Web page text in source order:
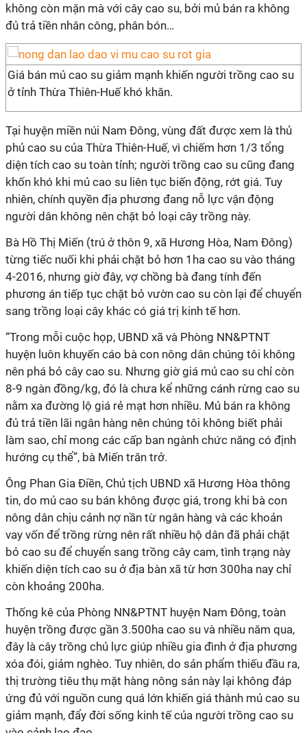
không còn mặn mà với cây cao su, bởi mủ bán ra không
đủ trả tiền nhân công, phân bón…
Giá bán mủ cao su giảm mạnh khiến người trồng cao su
ở tỉnh Thừa Thiên-Huế khó khăn.
Tại huyện miền núi Nam Đông, vùng đất được xem là thủ
phủ cao su của Thừa Thiên-Huế, vì chiếm hơn 1/3 tổng
diện tích cao su toàn tỉnh; người trồng cao su cũng đang
khốn khó khi mủ cao su liên tục biến động, rớt giá. Tuy
nhiên, chính quyền địa phương đang nỗ lực vận động
người dân không nên chặt bỏ loại cây trồng này.
Bà Hồ Thị Miến (trú ở thôn 9, xã Hương Hòa, Nam Đông)
từng tiếc nuối khi phải chặt bỏ hơn 1ha cao su vào tháng
4-2016, nhưng giờ đây, vợ chồng bà đang tính đến
phương án tiếp tục chặt bỏ vườn cao su còn lại để chuyển
sang trồng loại cây khác có giá trị kinh tế hơn.
“Trong mỗi cuộc họp, UBND xã và Phòng NN&PTNT
huyện luôn khuyến cáo bà con nông dân chúng tôi không
nên phá bỏ cây cao su. Nhưng giờ giá mủ cao su chỉ còn
8-9 ngàn đồng/kg, đó là chưa kể những cánh rừng cao su
nằm xa đường lộ giá rẻ mạt hơn nhiều. Mủ bán ra không
đủ trả tiền lãi ngân hàng nên chúng tôi không biết phải
làm sao, chỉ mong các cấp ban ngành chức năng có định
hướng cụ thể”, bà Miến trăn trở.
Ông Phan Gia Điền, Chủ tịch UBND xã Hương Hòa thông
tin, do mủ cao su bán không được giá, trong khi bà con
nông dân chịu cảnh nợ nần từ ngân hàng và các khoản
vay vốn để trồng rừng nên rất nhiều hộ dân đã phải chặt
bỏ cao su để chuyển sang trồng cây cam, tình trạng này
khiến diện tích cao su ở địa bàn xã từ hơn 300ha nay chỉ
còn khoảng 200ha.
Thống kê của Phòng NN&PTNT huyện Nam Đông, toàn
huyện trồng được gần 3.500ha cao su và nhiều năm qua,
đây là cây trồng chủ lực giúp nhiều gia đình ở địa phương
xóa đói, giảm nghèo. Tuy nhiên, do sản phẩm thiếu đầu ra,
thị trường tiêu thụ mặt hàng nông sản này lại không đáp
ứng đủ với nguồn cung quá lớn khiến giá thành mủ cao su
giảm mạnh, đẩy đời sống kinh tế của người trồng cao su